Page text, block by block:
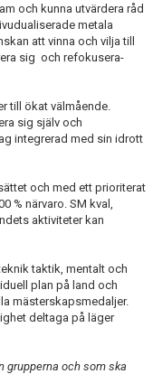
och kunna utvärdera råd
metala
att vinna och vilja till
sig och refokusera-
till ökat välmående.
sig själv och
integrerad med sin idrott
och med ett prioriterat
% närvaro. SM kval,
aktiviteter kan
taktik, mentalt och
plan på land och
mästerskapsmedaljer.
deltaga på läger
grupperna och som ska